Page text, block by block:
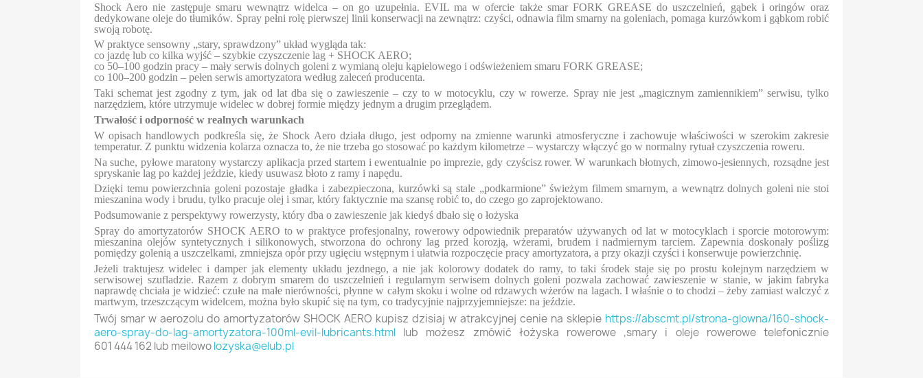
Shock Aero nie zastępuje smaru wewnątrz widelca – on go uzupełnia. EVIL ma w ofercie także smar FORK GREASE do uszczelnień, gąbek i oringów oraz
dedykowane oleje do tłumików. Spray pełni rolę pierwszej linii konserwacji na zewnątrz: czyści, odnawia film smarny na goleniach, pomaga kurzówkom i gąbkom robić
swoją robotę.
W praktyce sensowny „stary, sprawdzony” układ wygląda tak:
co jazdę lub co kilka wyjść – szybkie czyszczenie lag + SHOCK AERO;
co 50–100 godzin pracy – mały serwis dolnych goleni z wymianą oleju kąpielowego i odświeżeniem smaru FORK GREASE;
co 100–200 godzin – pełen serwis amortyzatora według zaleceń producenta.
Taki schemat jest zgodny z tym, jak od lat dba się o zawieszenie – czy to w motocyklu, czy w rowerze. Spray nie jest „magicznym zamiennikiem” serwisu, tylko
narzędziem, które utrzymuje widelec w dobrej formie między jednym a drugim przeglądem.
Trwałość i odporność w realnych warunkach
W opisach handlowych podkreśla się, że Shock Aero działa długo, jest odporny na zmienne warunki atmosferyczne i zachowuje właściwości w szerokim zakresie
temperatur. Z punktu widzenia kolarza oznacza to, że nie trzeba go stosować po każdym kilometrze – wystarczy włączyć go w normalny rytuał czyszczenia roweru.
Na suche, pyłowe maratony wystarczy aplikacja przed startem i ewentualnie po imprezie, gdy czyścisz rower. W warunkach błotnych, zimowo-jesiennych, rozsądne jest
spryskanie lag po każdej jeździe, kiedy usuwasz błoto z ramy i napędu.
Dzięki temu powierzchnia goleni pozostaje gładka i zabezpieczona, kurzówki są stale „podkarmione” świeżym filmem smarnym, a wewnątrz dolnych goleni nie stoi
mieszanina wody i brudu, tylko pracuje olej i smar, który faktycznie ma szansę robić to, do czego go zaprojektowano.
Podsumowanie z perspektywy rowerzysty, który dba o zawieszenie jak kiedyś dbało się o łożyska
Spray do amortyzatorów SHOCK AERO to w praktyce profesjonalny, rowerowy odpowiednik preparatów używanych od lat w motocyklach i sporcie motorowym:
mieszanina olejów syntetycznych i silikonowych, stworzona do ochrony lag przed korozją, wżerami, brudem i nadmiernym tarciem. Zapewnia doskonały poślizg
pomiędzy golenią a uszczelkami, zmniejsza opór przy ugięciu wstępnym i ułatwia rozpoczęcie pracy amortyzatora, a przy okazji czyści i konserwuje powierzchnię.
Jeżeli traktujesz widelec i damper jak elementy układu jezdnego, a nie jak kolorowy dodatek do ramy, to taki środek staje się po prostu kolejnym narzędziem w
serwisowej szufladzie. Razem z dobrym smarem do uszczelnień i regularnym serwisem dolnych goleni pozwala zachować zawieszenie w stanie, w jakim fabryka
naprawdę chciała je widzieć: czułe na małe nierówności, płynne w całym skoku i wolne od rdzawych wżerów na lagach. I właśnie o to chodzi – żeby zamiast walczyć z
martwym, trzeszczącym widelcem, można było skupić się na tym, co tradycyjnie najprzyjemniejsze: na jeździe.
Twój smar w aerozolu do amortyzatorów SHOCK AERO kupisz dzisiaj w atrakcyjnej cenie na sklepie https://abscmt.pl/strona-glowna/160-shock-
aero-spray-do-lag-amortyzatora-100ml-evil-lubricants.html lub możesz zmówić łożyska rowerowe ,smary i oleje rowerowe telefonicznie
601 444 162 lub meilowolozyska@elub.pl